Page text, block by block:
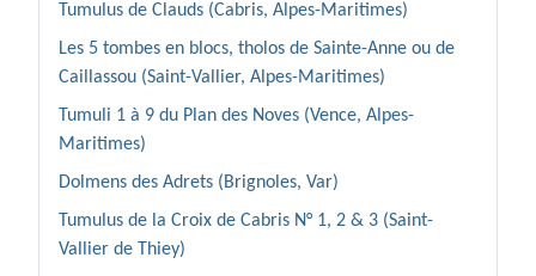
Tumulus de Clauds (Cabris, Alpes-Maritimes)
Les 5 tombes en blocs, tholos de Sainte-Anne ou de
Caillassou (Saint-Vallier, Alpes-Maritimes)
Tumuli 1 à 9 du Plan des Noves (Vence, Alpes-
Maritimes)
Dolmens des Adrets (Brignoles, Var)
Tumulus de la Croix de Cabris N° 1, 2 & 3 (Saint-
Vallier de Thiey)